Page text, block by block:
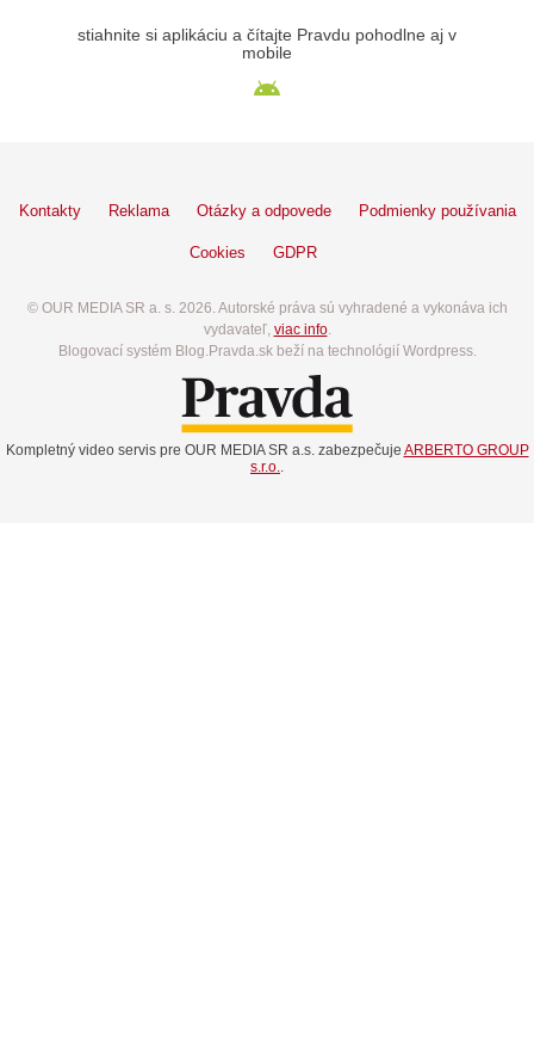
stiahnite si aplikáciu a čítajte Pravdu pohodlne aj v
mobile
Kontakty Reklama Otázky a odpovede Podmienky používania
Cookies GDPR
© OUR MEDIA SR a. s. 2026. Autorské práva sú vyhradené a vykonáva ich
vydavateľ, viac info.
Blogovací systém Blog.Pravda.sk beží na technológií Wordpress.
Kompletný video servis pre OUR MEDIA SR a.s. zabezpečuje ARBERTO GROUP
s.r.o..